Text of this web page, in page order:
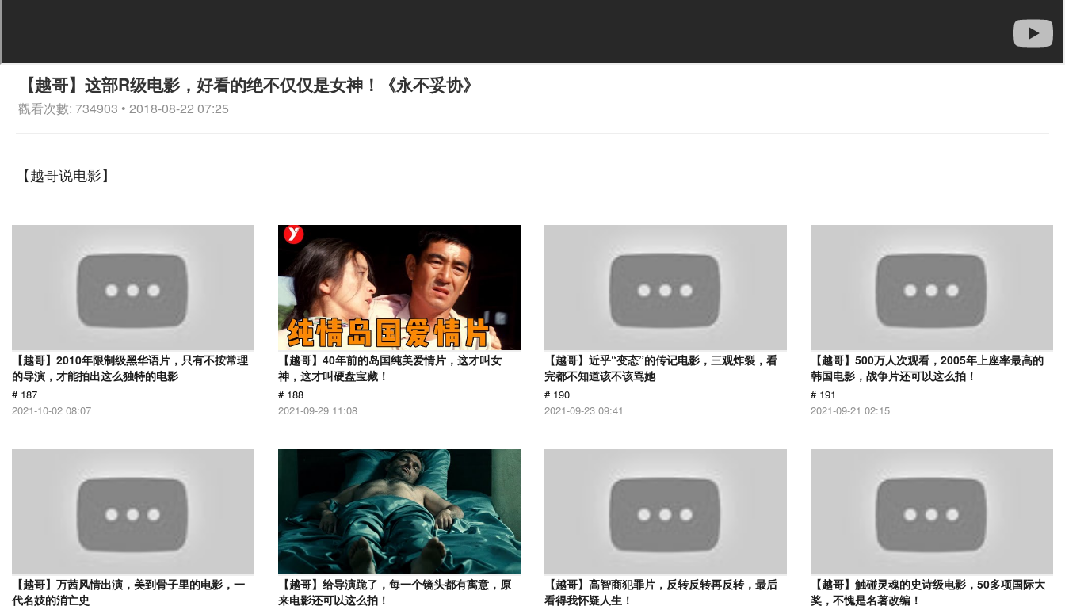
【越哥】这部R级电影，好看的绝不仅仅是女神！《永不妥协》
觀看次數: 734903 • 2018-08-22 07:25
【越哥说电影】
【越哥】2010年限制级黑华语片，只有不按常理
的导演，才能拍出这么独特的电影
# 187
2021-10-02 08:07
【越哥】40年前的岛国纯美爱情片，这才叫女
神，这才叫硬盘宝藏！
# 188
2021-09-29 11:08
【越哥】近乎“变态”的传记电影，三观炸裂，看
完都不知道该不该骂她
# 190
2021-09-23 09:41
【越哥】500万人次观看，2005年上座率最高的
韩国电影，战争片还可以这么拍！
# 191
2021-09-21 02:15
【越哥】万茜风情出演，美到骨子里的电影，一
代名妓的消亡史
【越哥】给导演跪了，每一个镜头都有寓意，原
来电影还可以这么拍！
【越哥】高智商犯罪片，反转反转再反转，最后
看得我怀疑人生！
【越哥】触碰灵魂的史诗级电影，50多项国际大
奖，不愧是名著改编！